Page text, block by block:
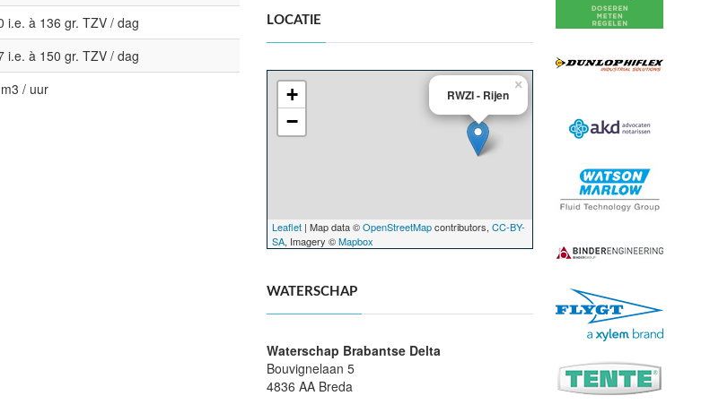
i.e. à 136 gr. TZV / dag
i.e. à 150 gr. TZV / dag
/ uur
LOCATIE
RWZI - Rijen
×
+
−
Leaflet | Map data ©OpenStreetMapcontributors,CC-BY-
SA, Imagery ©Mapbox
WATERSCHAP
Waterschap Brabantse Delta
Bouvignelaan 5
4836 AA Breda